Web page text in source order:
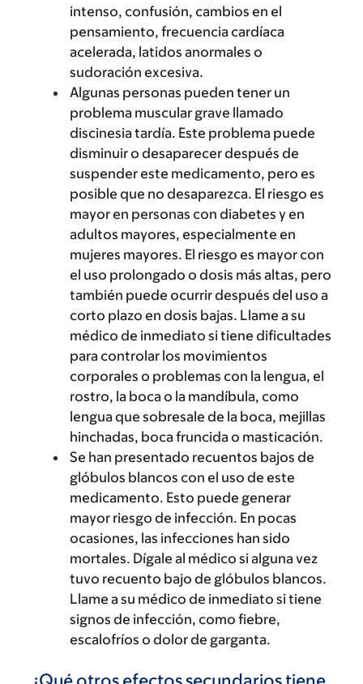
intenso, confusión, cambios en el
pensamiento, frecuencia cardíaca
acelerada, latidos anormales o
sudoración excesiva.
Algunas personas pueden tener un
problema muscular grave llamado
discinesia tardía. Este problema puede
disminuir o desaparecer después de
suspender este medicamento, pero es
posible que no desaparezca. El riesgo es
mayor en personas con diabetes y en
adultos mayores, especialmente en
mujeres mayores. El riesgo es mayor con
el uso prolongado o dosis más altas, pero
también puede ocurrir después del uso a
corto plazo en dosis bajas. Llame a su
médico de inmediato si tiene dificultades
para controlar los movimientos
corporales o problemas con la lengua, el
rostro, la boca o la mandíbula, como
lengua que sobresale de la boca, mejillas
hinchadas, boca fruncida o masticación.
Se han presentado recuentos bajos de
glóbulos blancos con el uso de este
medicamento. Esto puede generar
mayor riesgo de infección. En pocas
ocasiones, las infecciones han sido
mortales. Dígale al médico si alguna vez
tuvo recuento bajo de glóbulos blancos.
Llame a su médico de inmediato si tiene
signos de infección, como fiebre,
escalofríos o dolor de garganta.
¿Qué otros efectos secundarios tiene